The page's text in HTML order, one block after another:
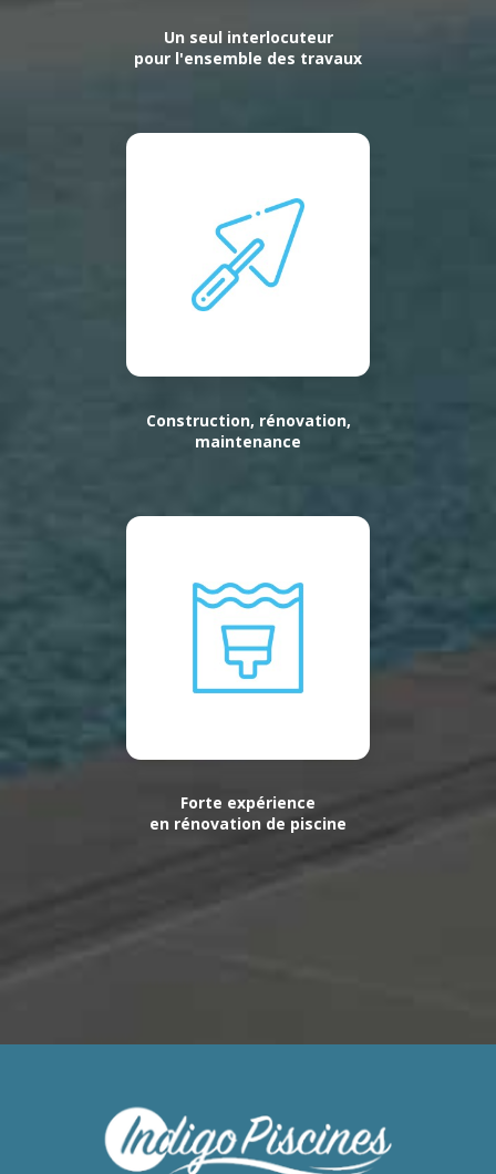
Un seul interlocuteur
pour l'ensemble des travaux
Construction, rénovation,
maintenance
Forte expérience
en rénovation de piscine